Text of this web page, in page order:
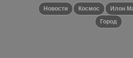
новости космос Илон
город